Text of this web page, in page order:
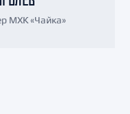
МХК «Чайка»